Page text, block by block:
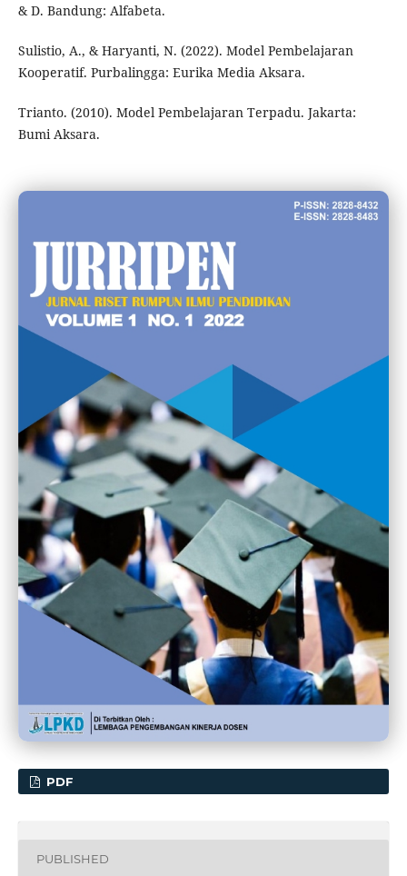
& D. Bandung: Alfabeta.
Sulistio, A., & Haryanti, N. (2022). Model Pembelajaran
Kooperatif. Purbalingga: Eurika Media Aksara.
Trianto. (2010). Model Pembelajaran Terpadu. Jakarta:
Bumi Aksara.
PDF
PUBLISHED